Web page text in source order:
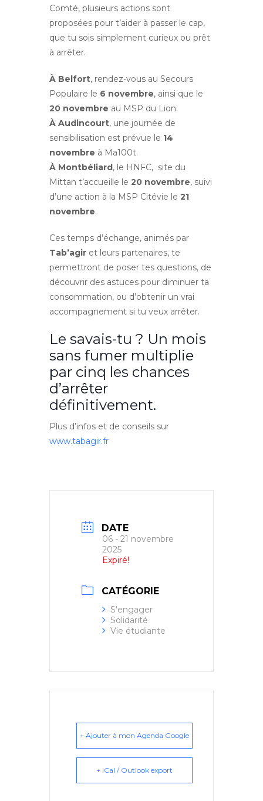
Comté, plusieurs actions sont
proposées pour t’aider à passer le cap,
que tu sois simplement curieux ou prêt
à arrêter.
À Belfort, rendez-vous au Secours
Populaire le 6 novembre, ainsi que le
20 novembre au MSP du Lion.
À Audincourt, une journée de
sensibilisation est prévue le 14
novembre à Ma100t.
À Montbéliard, le HNFC, site du
Mittan t’accueille le 20 novembre, suivi
d’une action à la MSP Citévie le 21
novembre.
Ces temps d’échange, animés par
Tab’agir et leurs partenaires, te
permettront de poser tes questions, de
découvrir des astuces pour diminuer ta
consommation, ou d’obtenir un vrai
accompagnement si tu veux arrêter.
Le savais-tu ? Un mois
sans fumer multiplie
par cinq les chances
d’arrêter
définitivement.
Plus d’infos et de conseils sur
www.tabagir.fr
DATE
06 - 21 novembre
2025
Expiré!
CATÉGORIE
S'engager
Solidarité
Vie étudiante
+ Ajouter à mon Agenda Google
+ iCal / Outlook export